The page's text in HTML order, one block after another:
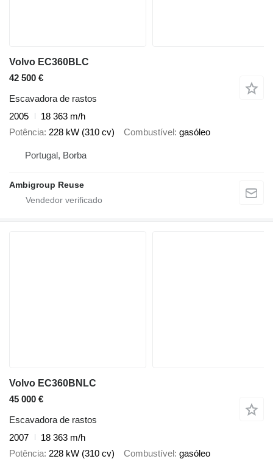
Volvo EC360BLC
42 500 €
Escavadora de rastos
2005
18 363 m/h
Potência 228 kW (310 cv) Combustível gasóleo
Portugal, Borba
Ambigroup Reuse
Volvo EC360BNLC
45 000 €
Escavadora de rastos
2007
18 363 m/h
Potência 228 kW (310 cv) Combustível gasóleo